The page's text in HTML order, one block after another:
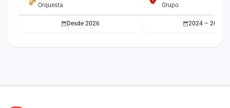
Orquesta
Desde 2026
Grupo
2024 – 2025